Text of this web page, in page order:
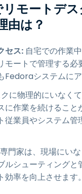
モートデス
由は？
セス: 自宅での作業
モートで管理する必
Fedoraシステムにア
に物理的にいなく
に作業を続けること
従業員やシステム管
門家は、現場にい
ルシューティングと
効率を向上させます。